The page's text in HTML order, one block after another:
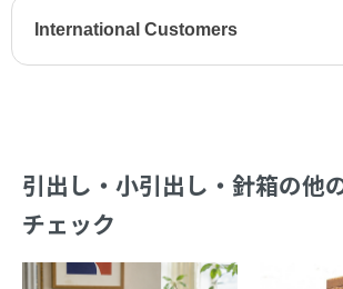
International Customers
引出し・小引出し・針箱の他
チェック